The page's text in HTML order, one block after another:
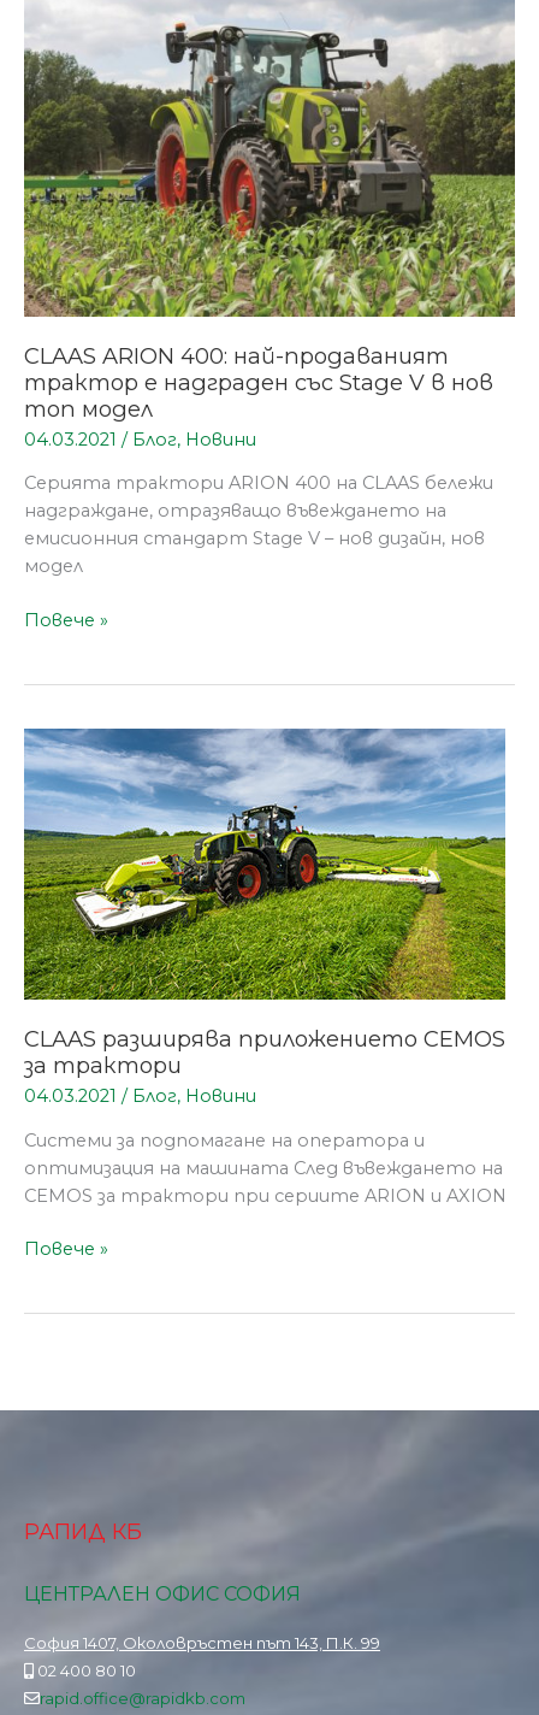
CLAAS ARION 400: най-продаваният
трактор е надграден със Stage V в нов
топ модел
04.03.2021 / Блог, Новини
Серията трактори ARION 400 на CLAAS бележи
надграждане, отразяващо въвеждането на
емисионния стандарт Stage V – нов дизайн, нов
модел
продаваният
трактор
е
надграден
със
Stage
V
в
нов
топ
модел
Повече »
CLAAS разширява приложението CEMOS
за трактори
04.03.2021 / Блог, Новини
Системи за подпомагане на оператора и
оптимизация на машината След въвеждането на
CEMOS за трактори при сериите ARION и AXION
CLAAS
разширява
приложението
CEMOS
за
трактори
Повече »
РАПИД КБ
ЦЕНТРАЛЕН ОФИС СОФИЯ
София 1407, Околовръстен път 143, П.К. 99
02 400 80 10
rapid.office@rapidkb.com